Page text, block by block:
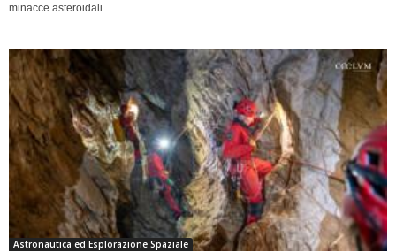
minacce asteroidali
Astronautica ed Esplorazione Spaziale